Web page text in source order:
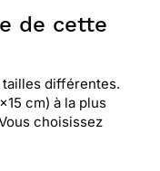
de cette
différentes.
cm) à la plus
choisissez